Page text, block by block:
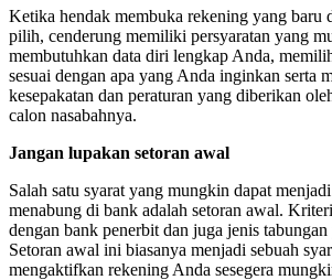
Ketika hendak membuka rekening yang baru
pilih, cenderung memiliki persyaratan yang
membutuhkan data diri lengkap Anda,
sesuai dengan apa yang Anda inginkan serta
kesepakatan dan peraturan yang diberikan
calon nasabahnya.
Jangan lupakan setoran awal
Salah satu syarat yang mungkin dapat
menabung di bank adalah setoran awal.
dengan bank penerbit dan juga jenis
Setoran awal ini biasanya menjadi sebuah
mengaktifkan rekening Anda sesegera